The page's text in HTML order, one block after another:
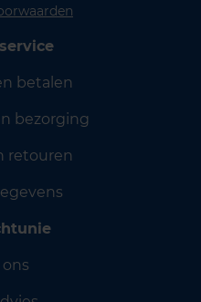
betalen
bezorging
retouren
ons